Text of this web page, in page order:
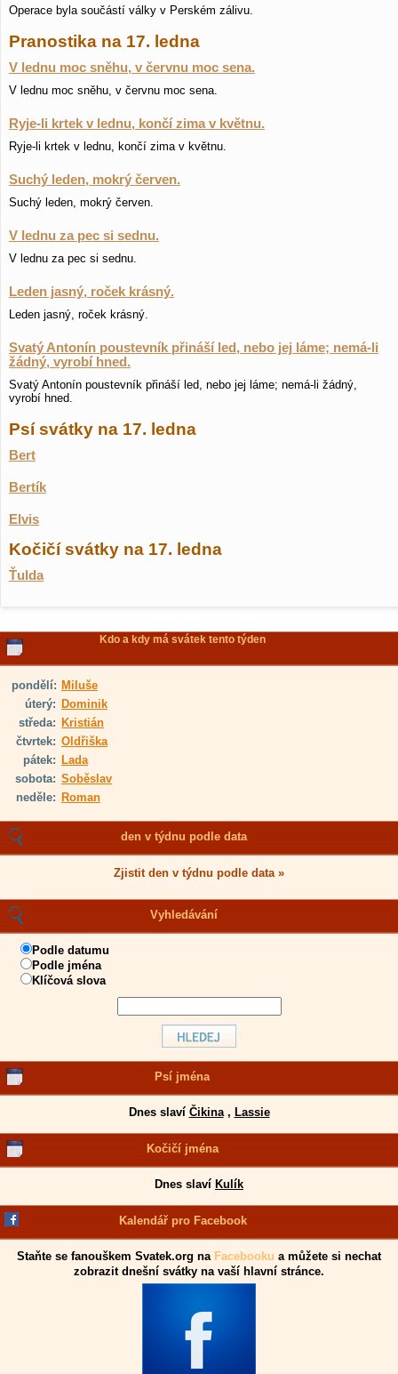
Operace byla součástí války v Perském zálivu.
Pranostika na 17. ledna
V lednu moc sněhu, v červnu moc sena.
V lednu moc sněhu, v červnu moc sena.
Ryje-li krtek v lednu, končí zima v květnu.
Ryje-li krtek v lednu, končí zima v květnu.
Suchý leden, mokrý červen.
Suchý leden, mokrý červen.
V lednu za pec si sednu.
V lednu za pec si sednu.
Leden jasný, roček krásný.
Leden jasný, roček krásný.
Svatý Antonín poustevník přináší led, nebo jej láme; nemá-li
žádný, vyrobí hned.
Svatý Antonín poustevník přináší led, nebo jej láme; nemá-li žádný,
vyrobí hned.
Psí svátky na 17. ledna
Bert
Bertík
Elvis
Kočičí svátky na 17. ledna
Ťulda
Kdo a kdy má svátek tento týden
pondělí: Miluše
úterý: Dominik
středa: Kristián
čtvrtek: Oldřiška
pátek: Lada
sobota: Soběslav
neděle: Roman
den v týdnu podle data
Zjistit den v týdnu podle data »
Vyhledávání
Podle datumu
Podle jména
Klíčová slova
Psí jména
Dnes slaví Čikina, Lassie
Kočičí jména
Dnes slaví Kulík
Kalendář pro Facebook
Staňte se fanouškem Svatek.org na Facebooku a můžete si nechat
zobrazit dnešní svátky na vaší hlavní stránce.